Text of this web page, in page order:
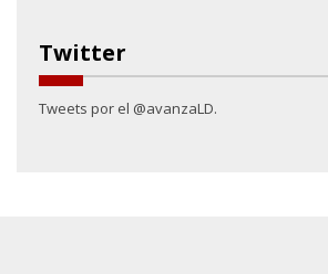
Twitter
Tweets por el @avanzaLD.